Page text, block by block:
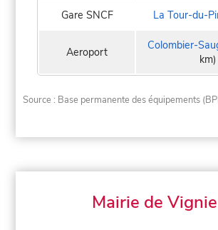
Gare SNCF La Tour-du-
Aeroport Colombier-
km)
Source : Base permanente des équipements
Mairie de